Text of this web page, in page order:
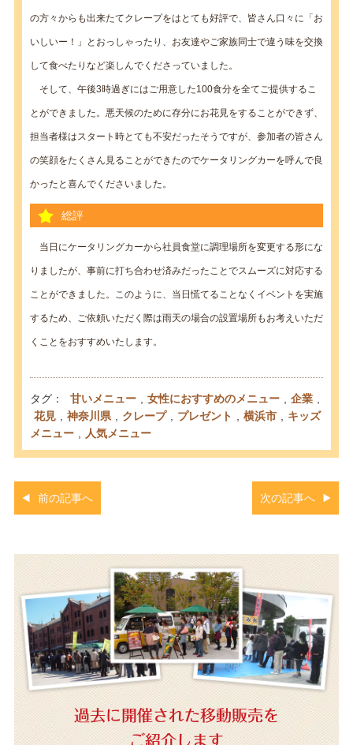
の方々からも出来たてクレープをはとても好評で、皆さん口々に「お
いしいー！」とおっしゃったり、お友達やご家族同士で違う味を交換
して食べたりなど楽しんでくださっていました。
そして、午後3時過ぎにはご用意した100食分を全てご提供するこ
とができました。悪天候のために存分にお花見をすることができず、
担当者様はスタート時とても不安だったそうですが、参加者の皆さん
の笑顔をたくさん見ることができたのでケータリングカーを呼んで良
かったと喜んでくださいました。
総評
当日にケータリングカーから社員食堂に調理場所を変更する形にな
りましたが、事前に打ち合わせ済みだったことでスムーズに対応する
ことができました。このように、当日慌てることなくイベントを実施
するため、ご依頼いただく際は雨天の場合の設置場所もお考えいただ
くことをおすすめいたします。
タグ： 甘いメニュー 女性におすすめのメニュー 企業
花見
神奈川県 クレープ プレゼント 横浜市
キッズ
メニュー
人気メニュー
前の記事へ 次の記事へ
過去に開催された移動販売を
ご紹介します